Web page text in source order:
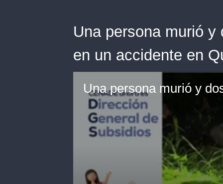
Una persona murió
en un accidente en